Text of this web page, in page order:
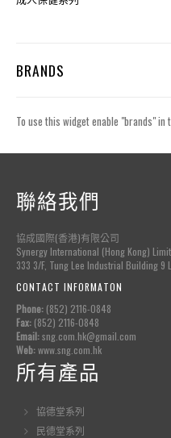
BRANDS
To use this widget enable "brands"
聯絡我們
協成國際(香港)有限公司
Synergy International (Hong Kong)
333 3/F, Tung Lee Industrial Building 9
CONTACT INFORMATON
Phone: (852) 2116-0848
Fax: (852) 2116-0848
Email:sng.com.hk@gmail.com
Web:www.sng.com.hk
所有產品
協德堂系列
民德堂系列